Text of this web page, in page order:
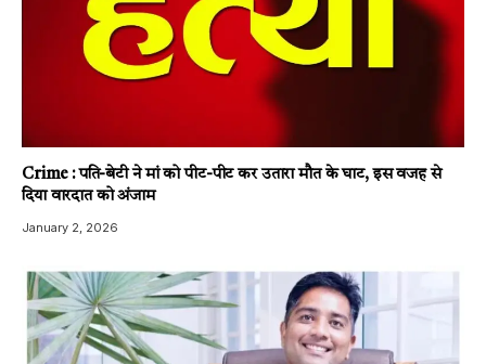
Crime : पति-बेटी ने मां को पीट-पीट कर उतारा मौत के घाट, इस वजह से
दिया वारदात को अंजाम
January 2, 2026